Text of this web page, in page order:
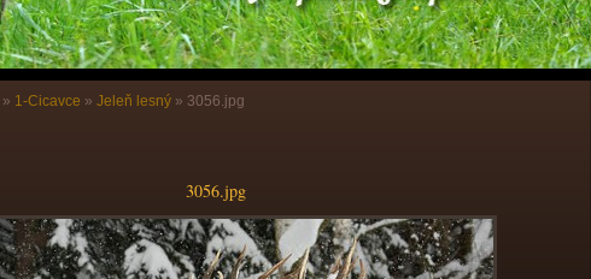
» 1-Cicavce » Jeleň lesný » 3056.jpg
3056.jpg